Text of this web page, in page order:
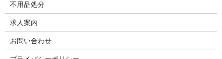
不用品処分
求人案内
お問い合わせ